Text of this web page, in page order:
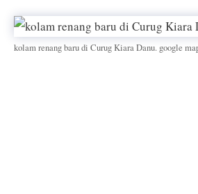
kolam renang baru di Curug Kiara Danu. google